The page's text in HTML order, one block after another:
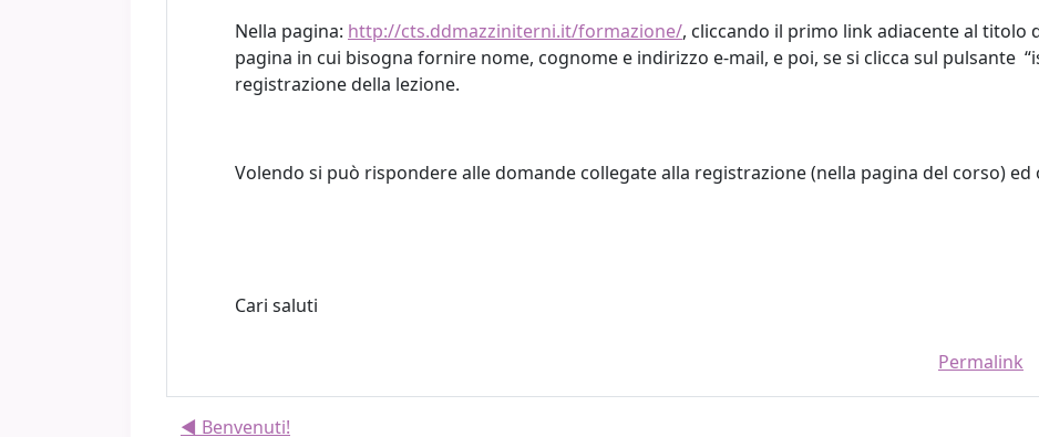
Nella pagina: http://cts.ddmazziniterni.it/formazione/, cliccando il primo link adiacente al titolo
pagina in cui bisogna fornire nome, cognome e indirizzo e-mail, e poi, se si clicca sul pulsante
registrazione della lezione.
Volendo si può rispondere alle domande collegate alla registrazione (nella pagina del corso)
Cari saluti
Permalink
◀︎ Benvenuti!